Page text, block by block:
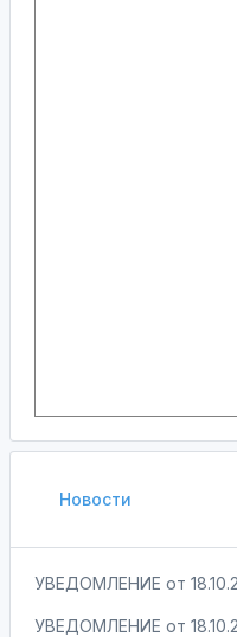
Новости
УВЕДОМЛЕНИЕ от
УВЕДОМЛЕНИЕ от